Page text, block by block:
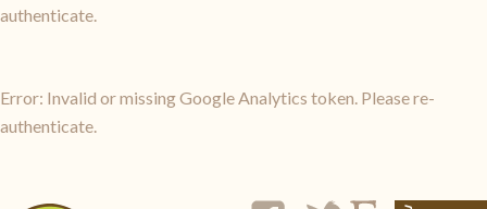
authenticate.
Error: Invalid or missing Google Analytics token. Please re-
authenticate.